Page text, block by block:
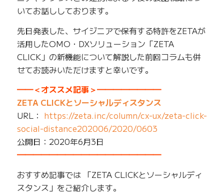
いてお話ししております。
先日発表した、サイジニアで保有する特許をZETAが
活用したOMO・DXソリューション「ZETA
CLICK」の新機能について解説した前回コラムも併
せてお読みいただけますと幸いです。
━━＜オススメ記事＞━━━━━━━━
ZETA CLICKとソーシャルディスタンス
URL： https://zeta.inc/column/cx-ux/zeta-click-
social-distance202006/2020/0603
公開日：2020年6月3日
━━━━━━━━━━━━━━━━━━
おすすめ記事では 「ZETA CLICKとソーシャルディ
スタンス」をご紹介します。